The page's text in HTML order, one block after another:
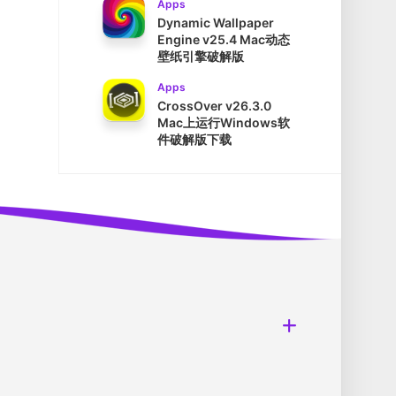
Apps
Dynamic Wallpaper
Engine v25.4 Mac动态
壁纸引擎破解版
Apps
CrossOver v26.3.0
Mac上运行Windows软
件破解版下载